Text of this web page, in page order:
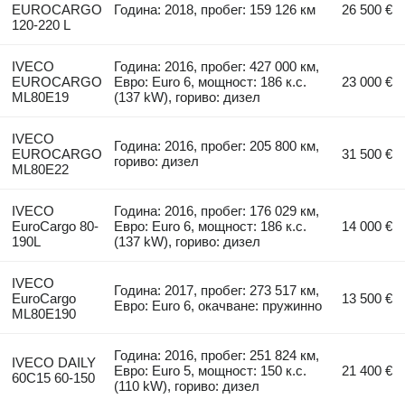
EUROCARGO
120-220 L
Година: 2018, пробег: 159 126 км 26 500 €
IVECO
EUROCARGO
ML80E19
Година: 2016, пробег: 427 000 км,
Евро: Euro 6, мощност: 186 к.с.
(137 kW), гориво: дизел
23 000 €
IVECO
EUROCARGO
ML80E22
Година: 2016, пробег: 205 800 км,
гориво: дизел
31 500 €
IVECO
EuroCargo 80-
190L
Година: 2016, пробег: 176 029 км,
Евро: Euro 6, мощност: 186 к.с.
(137 kW), гориво: дизел
14 000 €
IVECO
EuroCargo
ML80E190
Година: 2017, пробег: 273 517 км,
Евро: Euro 6, окачване: пружинно
13 500 €
IVECO DAILY
60C15 60-150
Година: 2016, пробег: 251 824 км,
Евро: Euro 5, мощност: 150 к.с.
(110 kW), гориво: дизел
21 400 €